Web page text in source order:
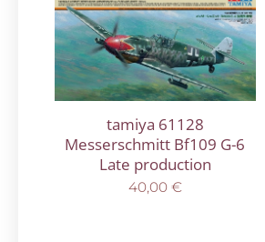
tamiya 61128
Messerschmitt Bf109 G-6
Late production
40,00€